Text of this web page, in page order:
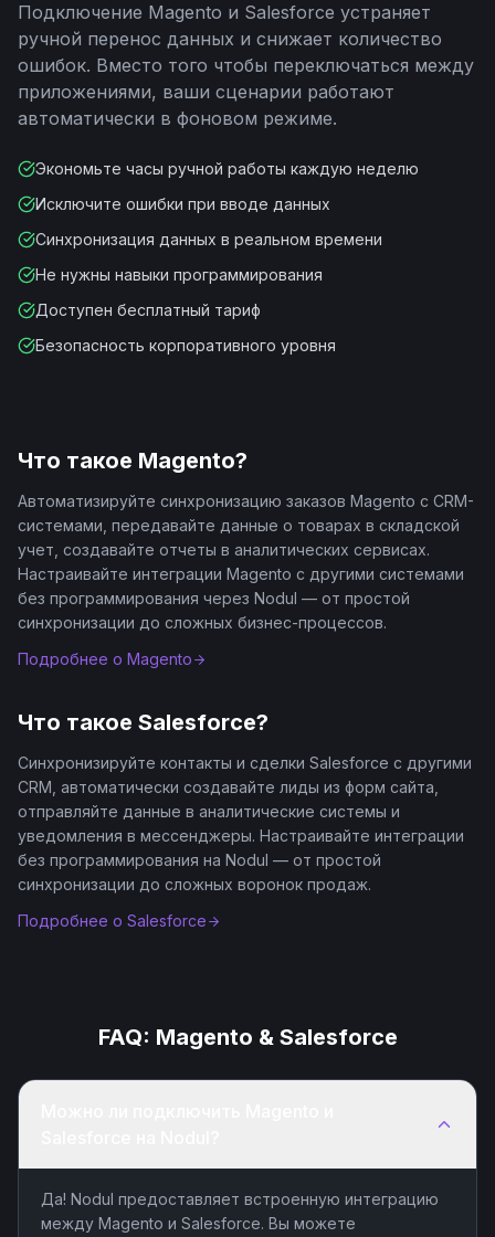
Подключение Magento и Salesforce устраняет
ручной перенос данных и снижает количество
ошибок. Вместо того чтобы переключаться между
приложениями, ваши сценарии работают
автоматически в фоновом режиме.
Экономьте часы ручной работы каждую неделю
Исключите ошибки при вводе данных
Синхронизация данных в реальном времени
Не нужны навыки программирования
Доступен бесплатный тариф
Безопасность корпоративного уровня
Что такое Magento?
Автоматизируйте синхронизацию заказов Magento с CRM-
системами, передавайте данные о товарах в складской
учет, создавайте отчеты в аналитических сервисах.
Настраивайте интеграции Magento с другими системами
без программирования через Nodul — от простой
синхронизации до сложных бизнес-процессов.
Подробнее о Magento
Что такое Salesforce?
Синхронизируйте контакты и сделки Salesforce с другими
CRM, автоматически создавайте лиды из форм сайта,
отправляйте данные в аналитические системы и
уведомления в мессенджеры. Настраивайте интеграции
без программирования на Nodul — от простой
синхронизации до сложных воронок продаж.
Подробнее о Salesforce
FAQ: Magento & Salesforce
Да! Nodul предоставляет встроенную интеграцию
между Magento и Salesforce. Вы можете